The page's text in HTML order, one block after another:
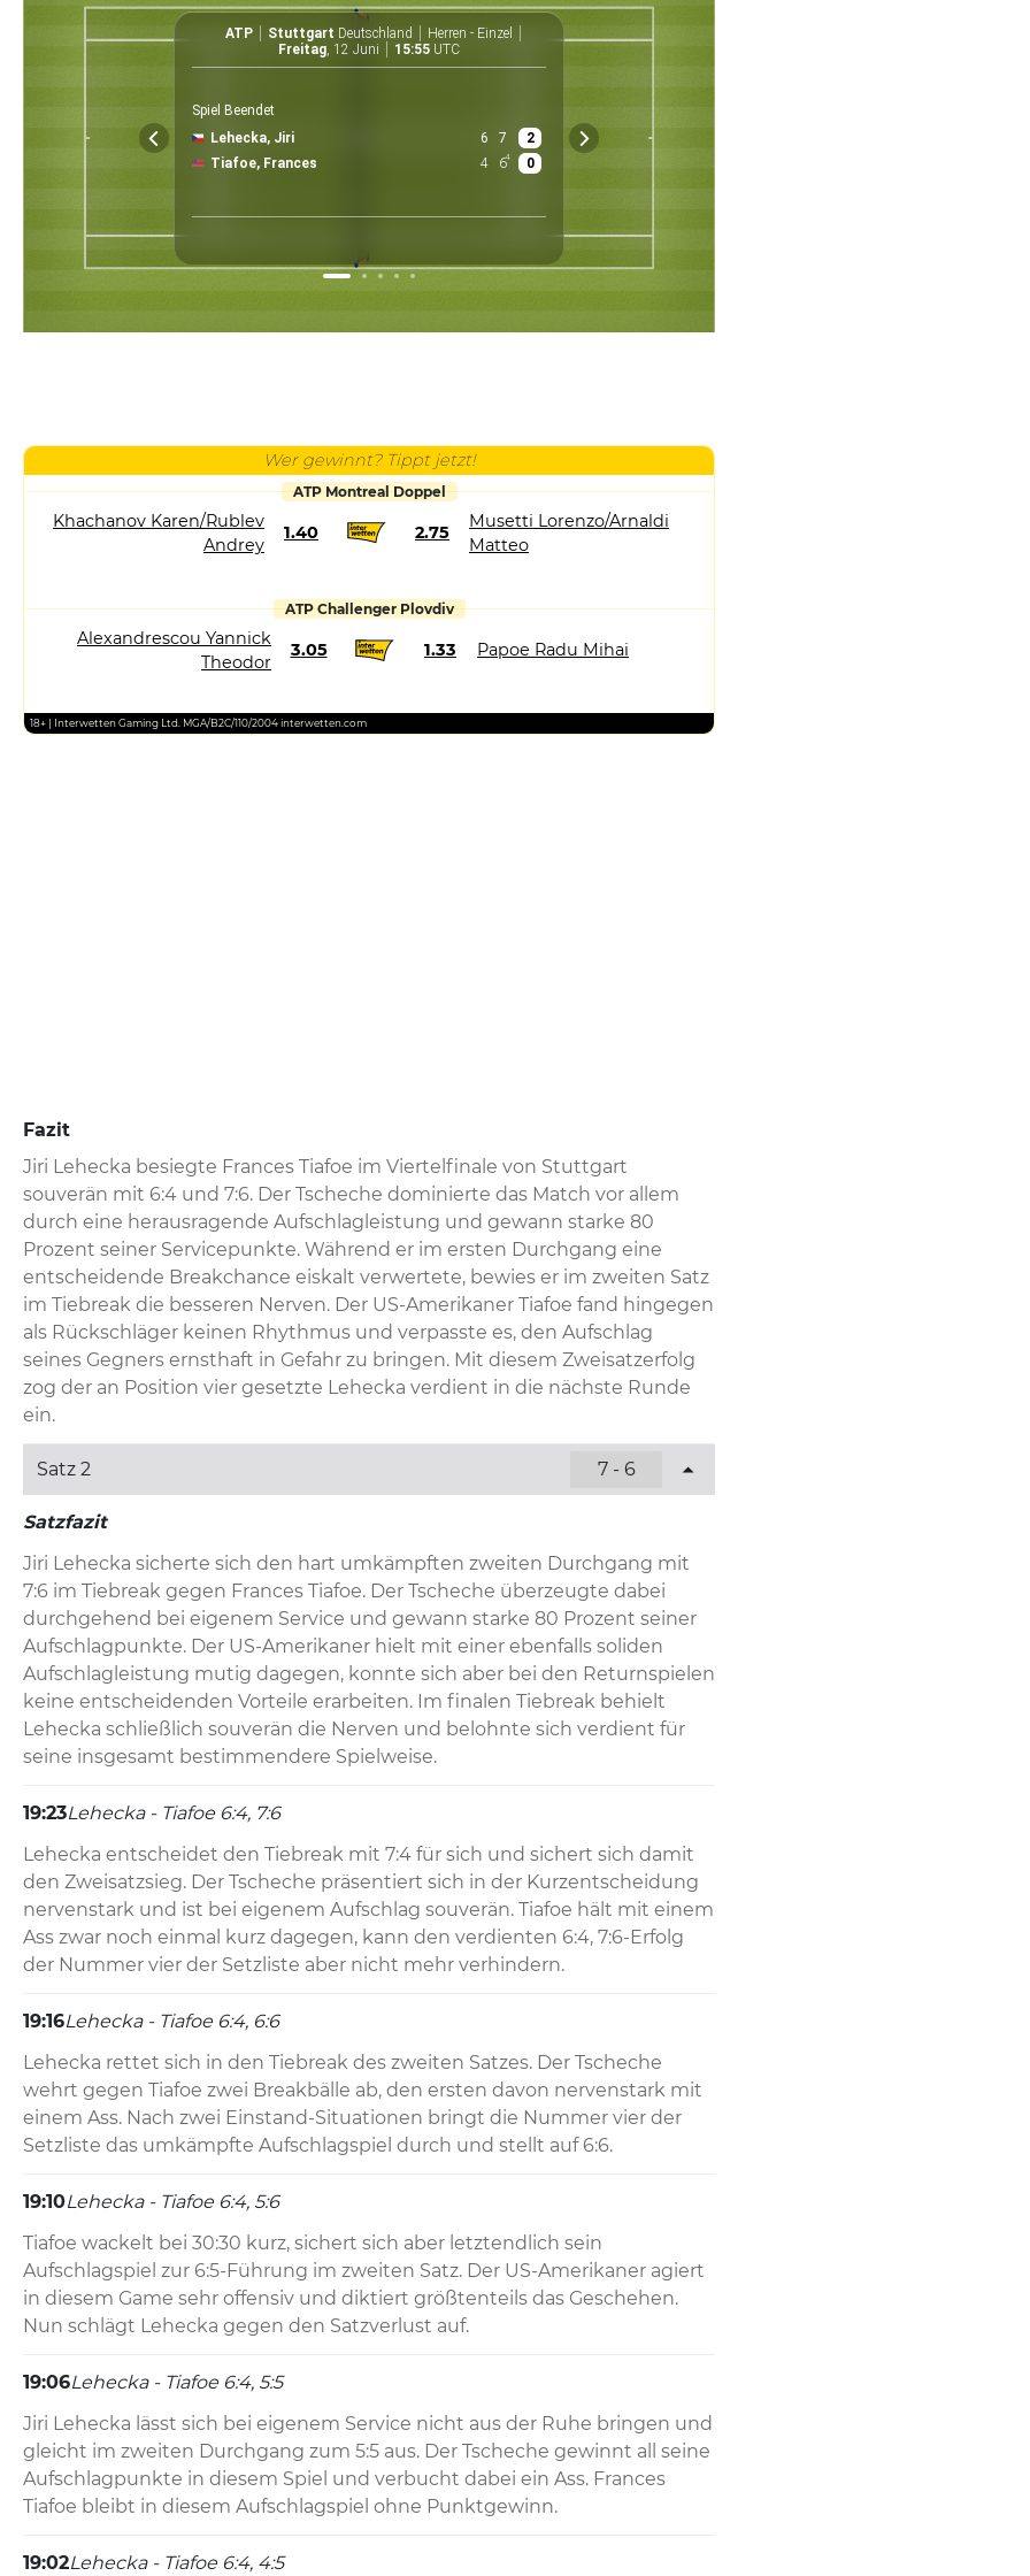
ATP Stuttgart Deutschland
Herren - Einzel
Freitag, 12 Juni 15:55 UTC
Spiel Beendet
Lehecka, Jiri
6 7
2
Tiafoe, Frances
4 64 0
Wer gewinnt? Tippt jetzt!
ATP Montreal Doppel
Khachanov Karen/Rublev
Andrey
1.40 2.75
Musetti Lorenzo/Arnaldi
Matteo
ATP Challenger Plovdiv
Alexandrescou Yannick
Theodor
3.05 1.33 Papoe Radu Mihai
18+ | Interwetten Gaming Ltd. MGA/B2C/110/2004 interwetten.com
Fazit
Jiri Lehecka besiegte Frances Tiafoe im Viertelfinale von Stuttgart
souverän mit 6:4 und 7:6. Der Tscheche dominierte das Match vor allem
durch eine herausragende Aufschlagleistung und gewann starke 80
Prozent seiner Servicepunkte. Während er im ersten Durchgang eine
entscheidende Breakchance eiskalt verwertete, bewies er im zweiten Satz
im Tiebreak die besseren Nerven. Der US-Amerikaner Tiafoe fand hingegen
als Rückschläger keinen Rhythmus und verpasste es, den Aufschlag
seines Gegners ernsthaft in Gefahr zu bringen. Mit diesem Zweisatzerfolg
zog der an Position vier gesetzte Lehecka verdient in die nächste Runde
ein.
Satz 2 7 - 6
Satzfazit
Jiri Lehecka sicherte sich den hart umkämpften zweiten Durchgang mit
7:6 im Tiebreak gegen Frances Tiafoe. Der Tscheche überzeugte dabei
durchgehend bei eigenem Service und gewann starke 80 Prozent seiner
Aufschlagpunkte. Der US-Amerikaner hielt mit einer ebenfalls soliden
Aufschlagleistung mutig dagegen, konnte sich aber bei den Returnspielen
keine entscheidenden Vorteile erarbeiten. Im finalen Tiebreak behielt
Lehecka schließlich souverän die Nerven und belohnte sich verdient für
seine insgesamt bestimmendere Spielweise.
19:23Lehecka - Tiafoe 6:4, 7:6
Lehecka entscheidet den Tiebreak mit 7:4 für sich und sichert sich damit
den Zweisatzsieg. Der Tscheche präsentiert sich in der Kurzentscheidung
nervenstark und ist bei eigenem Aufschlag souverän. Tiafoe hält mit einem
Ass zwar noch einmal kurz dagegen, kann den verdienten 6:4, 7:6-Erfolg
der Nummer vier der Setzliste aber nicht mehr verhindern.
19:16Lehecka - Tiafoe 6:4, 6:6
Lehecka rettet sich in den Tiebreak des zweiten Satzes. Der Tscheche
wehrt gegen Tiafoe zwei Breakbälle ab, den ersten davon nervenstark mit
einem Ass. Nach zwei Einstand-Situationen bringt die Nummer vier der
Setzliste das umkämpfte Aufschlagspiel durch und stellt auf 6:6.
19:10Lehecka - Tiafoe 6:4, 5:6
Tiafoe wackelt bei 30:30 kurz, sichert sich aber letztendlich sein
Aufschlagspiel zur 6:5-Führung im zweiten Satz. Der US-Amerikaner agiert
in diesem Game sehr offensiv und diktiert größtenteils das Geschehen.
Nun schlägt Lehecka gegen den Satzverlust auf.
19:06Lehecka - Tiafoe 6:4, 5:5
Jiri Lehecka lässt sich bei eigenem Service nicht aus der Ruhe bringen und
gleicht im zweiten Durchgang zum 5:5 aus. Der Tscheche gewinnt all seine
Aufschlagpunkte in diesem Spiel und verbucht dabei ein Ass. Frances
Tiafoe bleibt in diesem Aufschlagspiel ohne Punktgewinn.
19:02Lehecka - Tiafoe 6:4, 4:5